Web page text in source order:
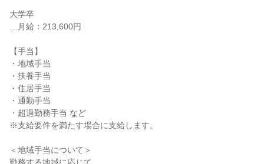
大学卒
…月給：213,600円
【手当】
・地域手当
・扶養手当
・住居手当
・通勤手当
・超過勤務手当 など
※支給要件を満たす場合に支給します。
＜地域手当について＞